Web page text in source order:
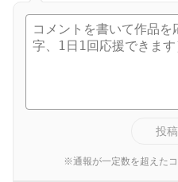
投
※通報が一定数を超えた